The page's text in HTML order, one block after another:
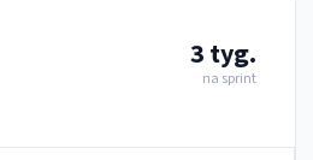
3 tyg.
na sprint